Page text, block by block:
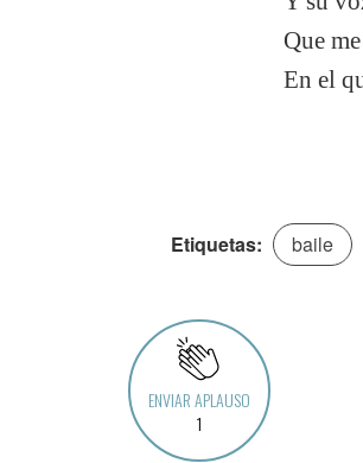
Que
En el
Etiquetas: baile
ENVIAR APLAUSO
1